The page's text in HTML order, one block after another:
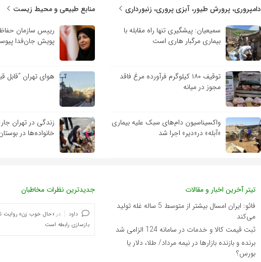
دامپروری، پرورش طیور، آبزی پروری، زنبورداری
سمیعیان: پیشگیری تنها راه مقابله با
بیماری مرگبار هاری است
توقیف ۱۸۰ کیلوگرم فرآورده مرغ فاقد
مجوز در میانه
واکسیناسیون دام‌های سبک علیه بیماری
«آبله» در«دیر» اجرا شد
منابع طبیعی و محیط زیست
رییس سازمان
پویش جان‌فدا
هوای تهران “قابل
زندگی در تهران
خانواده‌ها در
تیتر آخرین اخبار و مقالات
فائو: ایران امسال بیشتر از متوسط 5 ساله غله تولید
می‌کند
ثبت قیمت کالا و خدمات در سامانه 124 الزامی شد
برنده‌ و بازنده بازارها در نیمه مرداد/ طلا، دلار یا
بورس؟
جدیدترین نظرات مخاطبان
داود در «حال خوب زن» روایت
بازسازی رابطه است